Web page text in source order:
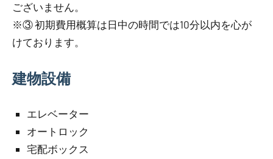
ございません。
※③ 初期費用概算は日中の時間では10分以内を心が
けております。
建物設備
エレベーター
オートロック
宅配ボックス